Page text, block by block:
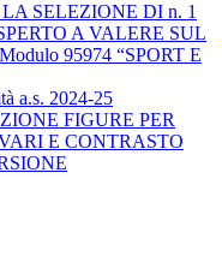
SELEZIONE DI n. 1
A VALERE SUL
95974 “SPORT E
a.s. 2024-25
FIGURE PER
E CONTRASTO